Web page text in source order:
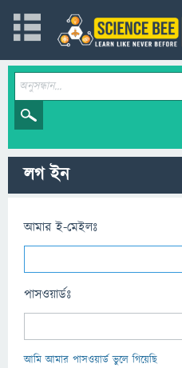
লগ ইন
আমার ই-মেইলঃ
পাসওয়ার্ডঃ
আমি আমার পাসওয়ার্ড ভুলে গিয়েছি